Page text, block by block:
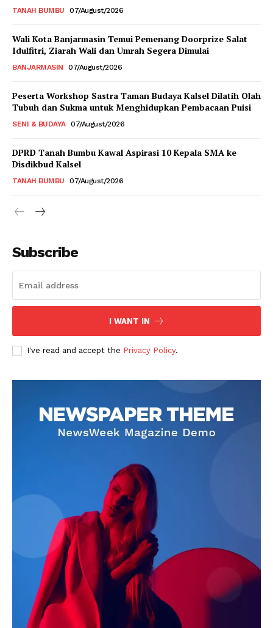
TANAH BUMBU 07/August/2026
Wali Kota Banjarmasin Temui Pemenang Doorprize Salat
Idulfitri, Ziarah Wali dan Umrah Segera Dimulai
BANJARMASIN 07/August/2026
Peserta Workshop Sastra Taman Budaya Kalsel Dilatih Olah
Tubuh dan Sukma untuk Menghidupkan Pembacaan Puisi
SENI & BUDAYA 07/August/2026
DPRD Tanah Bumbu Kawal Aspirasi 10 Kepala SMA ke
Disdikbud Kalsel
TANAH BUMBU 07/August/2026
Subscribe
I WANT IN
I've read and accept the Privacy Policy.